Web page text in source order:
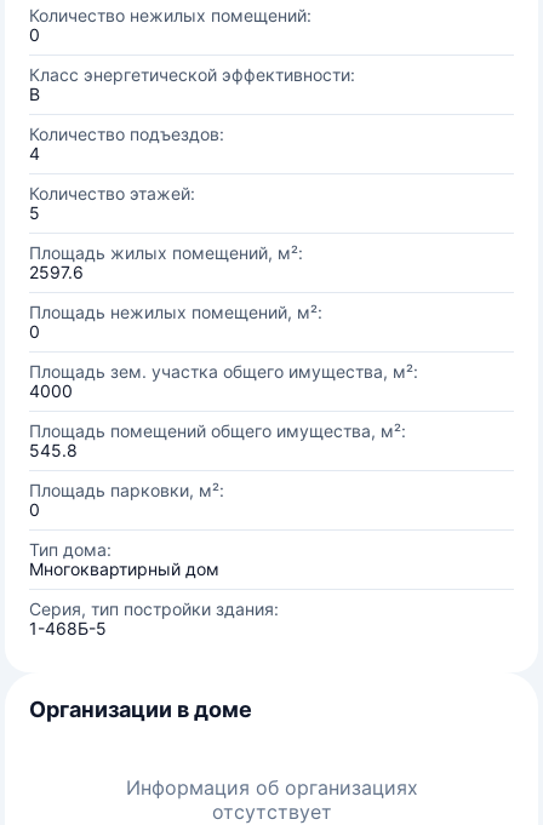
Количество нежилых помещений:
0
Класс энергетической эффективности:
B
Количество подъездов:
4
Количество этажей:
5
Площадь жилых помещений, м²:
2597.6
Площадь нежилых помещений, м²:
0
Площадь зем. участка общего имущества, м²:
4000
Площадь помещений общего имущества, м²:
545.8
Площадь парковки, м²:
0
Тип дома:
Многоквартирный дом
Серия, тип постройки здания:
1-468Б-5
Организации в доме
Информация об организациях
отсутствует